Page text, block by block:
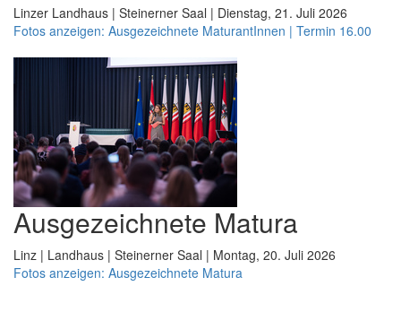
Linzer Landhaus | Steinerner Saal | Dienstag, 21. Juli 2026
Fotos anzeigen: Ausgezeichnete MaturantInnen | Termin 16.00
Ausgezeichnete Matura
Linz | Landhaus | Steinerner Saal | Montag, 20. Juli 2026
Fotos anzeigen: Ausgezeichnete Matura